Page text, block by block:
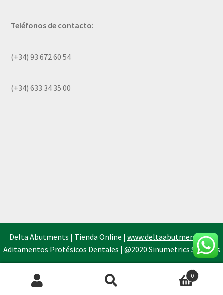
Teléfonos de contacto:
(+34) 93 672 60 54
(+34) 633 34 35 00
Delta Abutments | Tienda Online | www.deltaabutments.es|
Aditamentos Protésicos Dentales | @2020 Sinumetrics Systems
Búsqueda
0